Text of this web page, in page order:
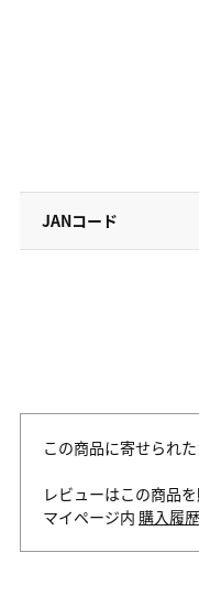
JANコード
この商品に寄せられ
レビューはこの商品
マイページ内 購入履